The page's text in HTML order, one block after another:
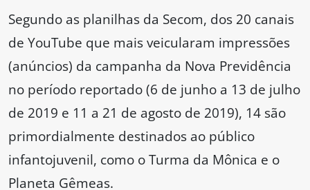
Segundo as planilhas da Secom, dos 20 canais
de YouTube que mais veicularam impressões
(anúncios) da campanha da Nova Previdência
no período reportado (6 de junho a 13 de julho
de 2019 e 11 a 21 de agosto de 2019), 14 são
primordialmente destinados ao público
infantojuvenil, como o Turma da Mônica e o
Planeta Gêmeas.